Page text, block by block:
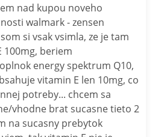
nad kupou noveho
walmark - zensen
si vsak vsimla, ze je tam
100mg, beriem
energy spektrum Q10,
vitamin E len 10mg, co
potreby... chcem sa
vhodne brat sucasne tieto 2
na sucasny prebytok